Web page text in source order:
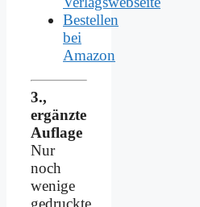
Bestellen
bei
Amazon
3.,
ergänzte
Auflage
Nur
noch
wenige